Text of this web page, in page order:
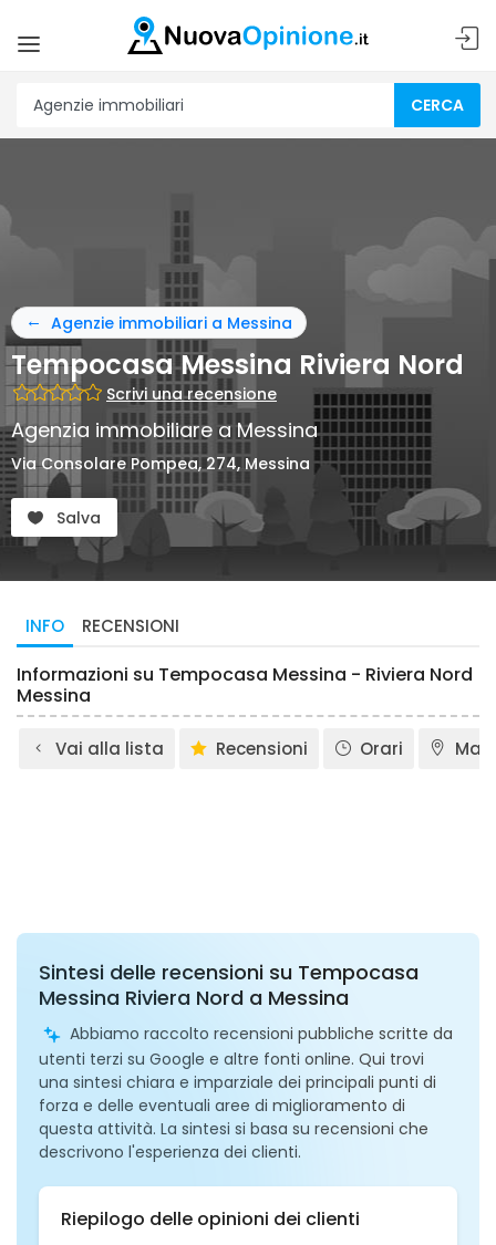
CERCA
Agenzie immobiliari a Messina
Tempocasa Messina Riviera Nord
Scrivi una recensione
Agenzia immobiliare a Messina
Via Consolare Pompea, 274, Messina
Salva
INFO RECENSIONI
Informazioni su Tempocasa Messina - Riviera Nord
Messina
Vai alla lista Recensioni Orari
Sintesi delle recensioni su Tempocasa
Messina Riviera Nord a Messina
Abbiamo raccolto recensioni pubbliche scritte da
utenti terzi su Google e altre fonti online. Qui trovi
una sintesi chiara e imparziale dei principali punti di
forza e delle eventuali aree di miglioramento di
questa attività. La sintesi si basa su recensioni che
descrivono l'esperienza dei clienti.
Riepilogo delle opinioni dei clienti